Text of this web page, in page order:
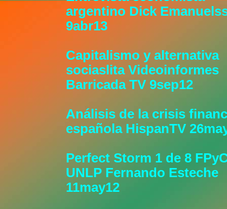
argentino Dick
9abr13
Capitalismo y alternativa
sociaslita Videoinformes
Barricada TV 9sep12
Análisis de la crisis
española HispanTV
Perfect Storm 1 de 8
UNLP Fernando Esteche
11may12